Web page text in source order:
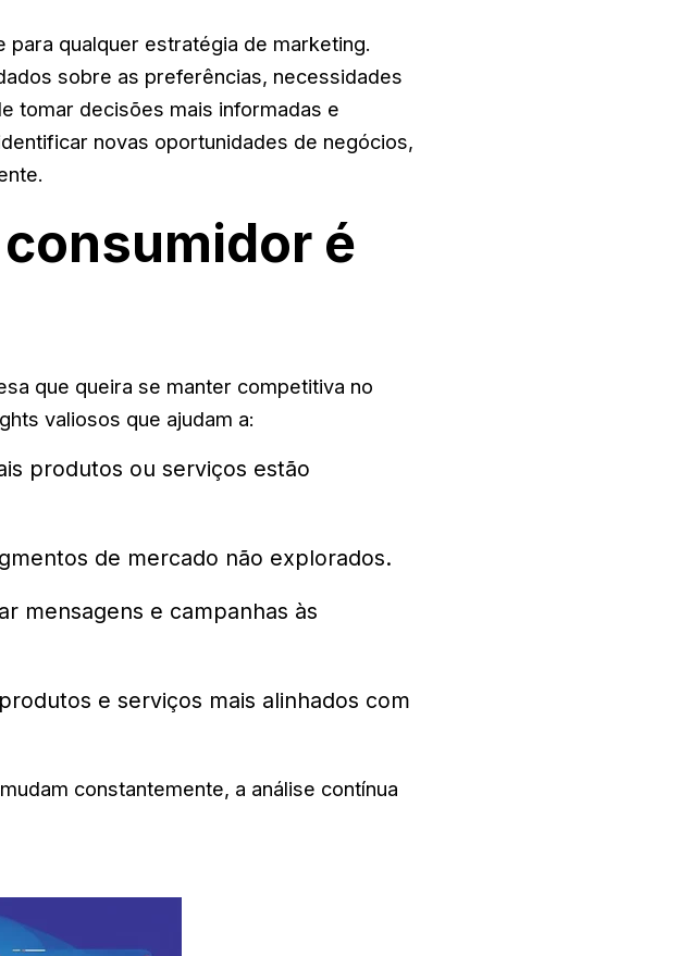
para qualquer estratégia de marketing.
sobre as preferências, necessidades
tomar decisões mais informadas e
novas oportunidades de negócios,
é
que queira se manter competitiva no
valiosos que ajudam a:
produtos ou serviços estão
de mercado não explorados.
mensagens e campanhas às
e serviços mais alinhados com
constantemente, a análise contínua